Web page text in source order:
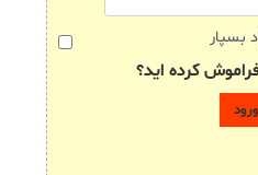
بسپار
کرده اید؟